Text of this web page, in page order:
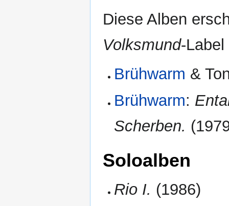
Diese Alben
Volksmund-
Brühwarm &
Brühwarm:
Scherben.
Soloalben
Rio I. (1986)